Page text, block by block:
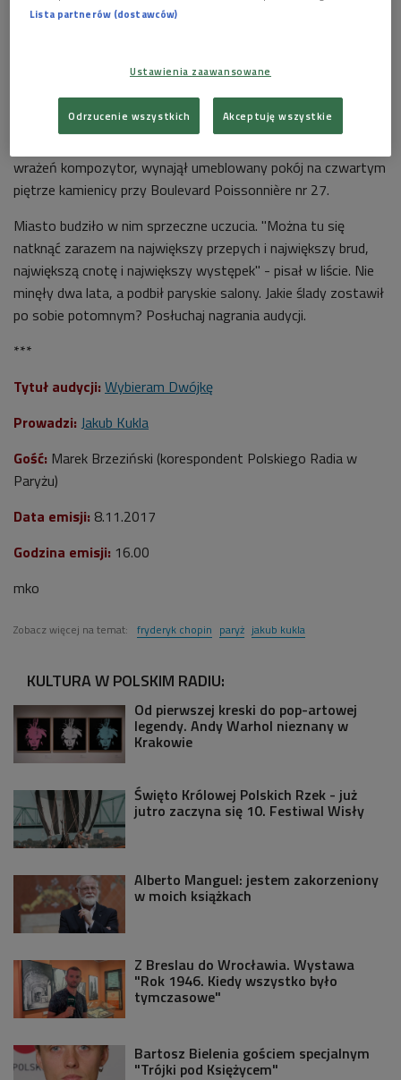
Rekonstrukcja obrazu Eugène'a Delacroix przedstawiająca George Sand i
Fryderyka Chopina
Foto: wikimedia/domena publiczna
szczyty sławy i zostać już na zawsze, był w owym czasie
centrum artystycznym i kulturalnym ówczesnej Europy. Po
długiej, trwającej około 70 godzin jeździe dyliżansem ze
wrażeń kompozytor, wynajął umeblowany pokój na czwartym
piętrze kamienicy przy Boulevard Poissonnière nr 27.
Miasto budziło w nim sprzeczne uczucia. "Można tu się
natknąć zarazem na największy przepych i największy brud,
największą cnotę i największy występek" - pisał w liście. Nie
minęły dwa lata, a podbił paryskie salony. Jakie ślady zostawił
po sobie potomnym? Posłuchaj nagrania audycji.
***
Tytuł audycji: Wybieram Dwójkę
Prowadzi: Jakub Kukla
Gość: Marek Brzeziński (korespondent Polskiego Radia w
Paryżu)
Data emisji: 8.11.2017
Godzina emisji: 16.00
mko
Zobacz więcej na temat: fryderyk chopin paryż jakub kukla
KULTURA W POLSKIM RADIU:
Od pierwszej kreski do pop-artowej
legendy. Andy Warhol nieznany w
Krakowie
Święto Królowej Polskich Rzek - już
jutro zaczyna się 10. Festiwal Wisły
Alberto Manguel: jestem zakorzeniony
w moich książkach
Z Breslau do Wrocławia. Wystawa
"Rok 1946. Kiedy wszystko było
tymczasowe"
Bartosz Bielenia gościem specjalnym
"Trójki pod Księżycem"
Lista partnerów (dostawców)
Ustawienia zaawansowane
Odrzucenie wszystkich Akceptuję wszystkie